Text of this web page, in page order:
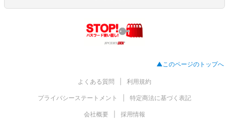
▲このページのトップへ
よくある質問 利用規約
プライバシーステートメント 特定商法に基づく表記
会社概要 採用情報